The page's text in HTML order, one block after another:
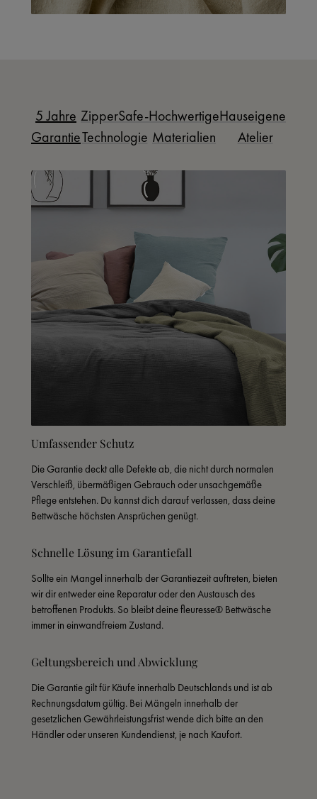
5 Jahre
Garantie
ZipperSafe-
Technologie
Hochwertige
Materialien
Hauseigenes
Atelier
Umfassender Schutz
Die Garantie deckt alle Defekte ab, die nicht durch normalen
Verschleiß, übermäßigen Gebrauch oder unsachgemäße
Pflege entstehen. Du kannst dich darauf verlassen, dass deine
Bettwäsche höchsten Ansprüchen genügt.
Schnelle Lösung im Garantiefall
Sollte ein Mangel innerhalb der Garantiezeit auftreten, bieten
wir dir entweder eine Reparatur oder den Austausch des
betroffenen Produkts. So bleibt deine fleuresse® Bettwäsche
immer in einwandfreiem Zustand.
Geltungsbereich und Abwicklung
Die Garantie gilt für Käufe innerhalb Deutschlands und ist ab
Rechnungsdatum gültig. Bei Mängeln innerhalb der
gesetzlichen Gewährleistungsfrist wende dich bitte an den
Händler oder unseren Kundendienst, je nach Kaufort.